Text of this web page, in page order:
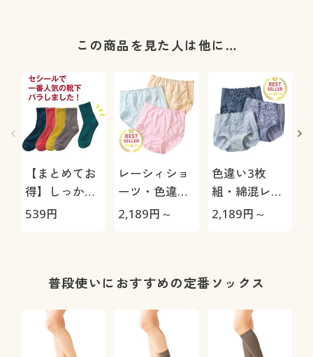
この商品を見た人は他に…
【まとめてお
得】しっかり
素材の綿混ソ
539円
レーシィショ
ーツ・色違い
3枚組(綿
2,189円～
色違い3枚
組・綿混レー
シィショーツ
2,189円～
普段使いにおすすめの定番ソックス